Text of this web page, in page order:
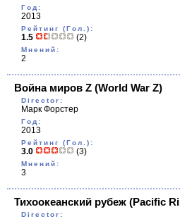
Год:
2013
Рейтинг (Гол.):
1.5 (2)
Мнений:
2
Война миров Z (World War Z)
Director:
Марк Форстер
Год:
2013
Рейтинг (Гол.):
3.0 (3)
Мнений:
3
Тихоокеанский рубеж (Pacific
Director: